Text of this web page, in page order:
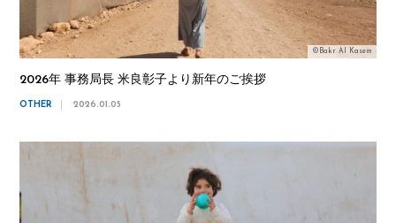
©Bakr Al Kasem
2026年 事務局長 米良彰子より新年のご挨拶
OTHER 2026.01.05